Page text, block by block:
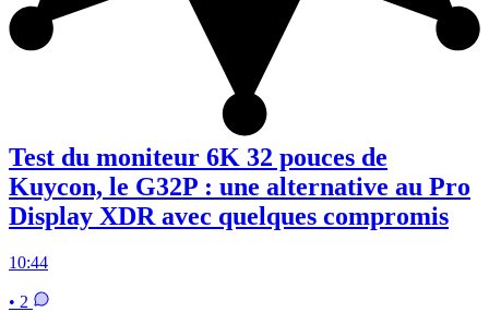
Test du moniteur 6K 32 pouces de
Kuycon, le G32P : une alternative au Pro
Display XDR avec quelques compromis
10:44
• 2